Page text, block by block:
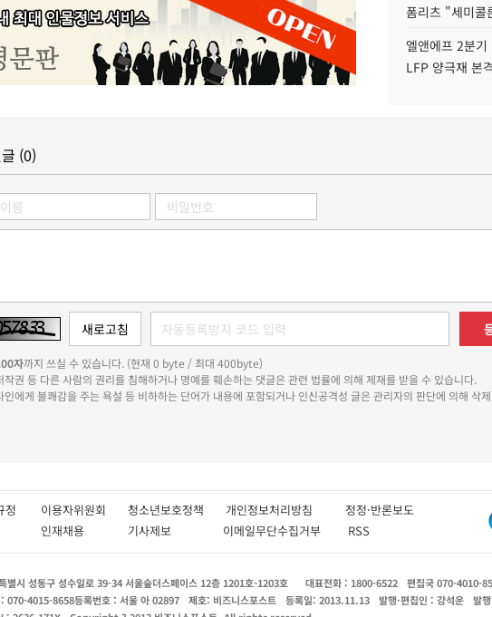
폼리츠 "세미콜
엘앤에프 2분
LFP 양극재 본
(0)
자까지 쓰실 수 있습니다. (현재 0 byte / 최대 400byte)
작권 등 다른 사람의 권리를 침해하거나 명예를 훼손하는 댓글은 관련 법률에 의해 제재를 받을 수 있습니다.
인에게 불쾌감을 주는 욕설 등 비하하는 단어가 내용에 포함되거나 인신공격성 글은 관리자의 판단에 의해 삭
규정 이용자위원회 청소년보호정책 개인정보처리방침 정정·반론보도
인재채용 기사제보 이메일무단수집거부 RSS
별시 성동구 성수일로 39-34 서울숲더스페이스 12층 1201호-1203호 대표전화 : 1800-6522 편집국 070-4010-
070-4015-8658등록번호 : 서울 아 02897 제호: 비즈니스포스트 등록일: 2013.11.13 발행·편집인 : 강석운 발